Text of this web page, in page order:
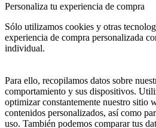
Personaliza tu experiencia de compra
Sólo utilizamos cookies y otras
experiencia de compra personalizada
individual.
Para ello, recopilamos datos sobre
comportamiento y sus dispositivos.
optimizar constantemente nuestro sitio
contenidos personalizados, así como
uso. También podemos comparar tus